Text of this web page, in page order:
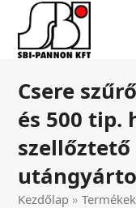
Csere
és 500 tip.
szellőztető
Kezdőlap »Termékek